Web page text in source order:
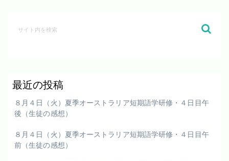
最近の投稿
８月４日（火）夏季オーストラリア短期語学研修・４日目午
後（生徒の感想）
８月４日（火）夏季オーストラリア短期語学研修・４日目午
前（生徒の感想）